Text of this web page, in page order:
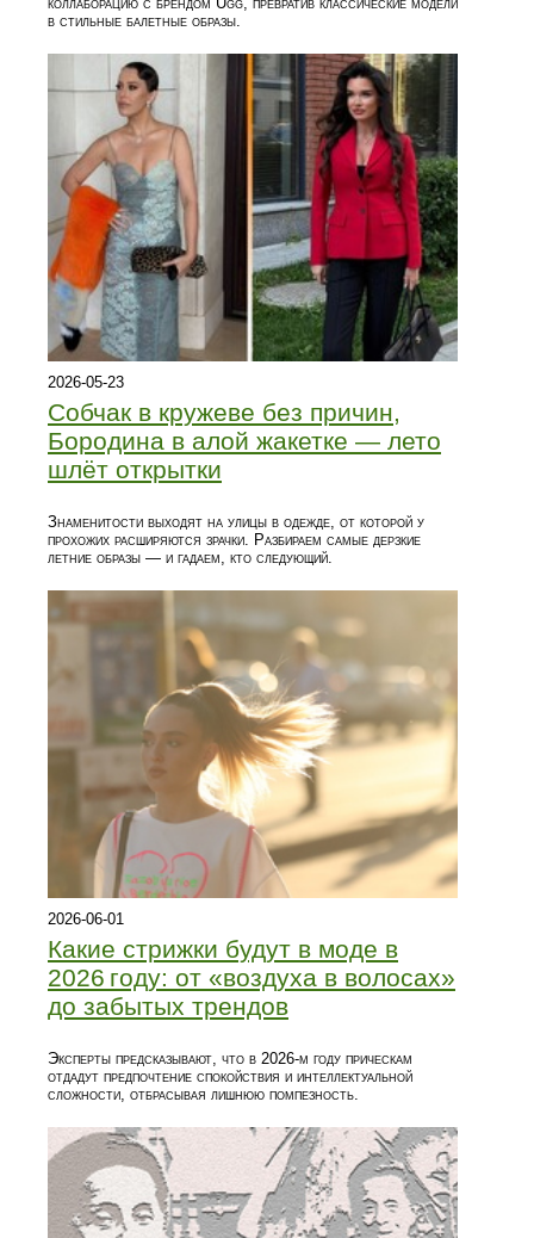
в стильные балетные образы.
2026-05-23
Собчак в кружеве без причин,
Бородина в алой жакетке — лето
шлёт открытки
Знаменитости выходят на улицы в одежде, от которой у
прохожих расширяются зрачки. Разбираем самые дерзкие
летние образы — и гадаем, кто следующий.
2026-06-01
Какие стрижки будут в моде в
2026 году: от «воздуха в волосах»
до забытых трендов
Эксперты предсказывают, что в 2026‑м году прическам
отдадут предпочтение спокойствия и интеллектуальной
сложности, отбрасывая лишнюю помпезность.